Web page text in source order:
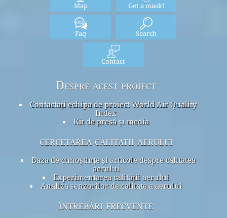
Map Get a mask!
Faq Search
Contact
Despre acest proiect
Contactați echipa de proiect World Air Quality
Index
Kit de presă și media
cercetarea calitatii aerului
Baza de cunoștințe și articole despre calitatea
aerului
Experimentarea calității aerului
Analiza senzorilor de calitate a aerului
întrebări frecvente